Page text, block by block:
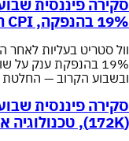
19% בהנפקה, CPI הואץ ל-4.2% והפד במוקד השבוע
ובשבוע הקרוב — החלטת
(172K), טכנולוגיה איבדה 5.4% וביטקוין מתחת ל-60K